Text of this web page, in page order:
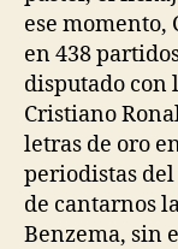
ese momento,
en 438
disputado con
Cristiano
letras de oro
periodistas
de cantarnos
Benzema, sin